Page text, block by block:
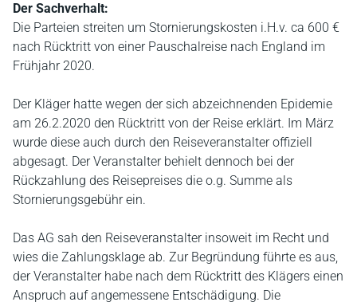
Der Sachverhalt:
Die Parteien streiten um Stornierungskosten i.H.v. ca 600 €
nach Rücktritt von einer Pauschalreise nach England im
Frühjahr 2020.
Der Kläger hatte wegen der sich abzeichnenden Epidemie
am 26.2.2020 den Rücktritt von der Reise erklärt. Im März
wurde diese auch durch den Reiseveranstalter offiziell
abgesagt. Der Veranstalter behielt dennoch bei der
Rückzahlung des Reisepreises die o.g. Summe als
Stornierungsgebühr ein.
Das AG sah den Reiseveranstalter insoweit im Recht und
wies die Zahlungsklage ab. Zur Begründung führte es aus,
der Veranstalter habe nach dem Rücktritt des Klägers einen
Anspruch auf angemessene Entschädigung. Die